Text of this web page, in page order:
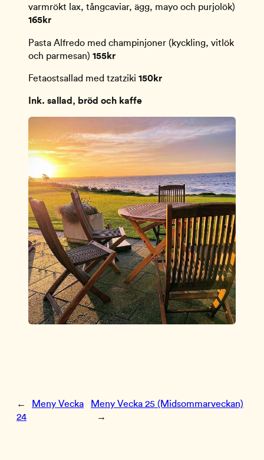
varmrökt lax, tångcaviar, ägg, mayo och purjolök)
165kr
Pasta Alfredo med champinjoner (kyckling, vitlök
och parmesan) 155kr
Fetaostsallad med tzatziki 150kr
Ink. sallad, bröd och kaffe
←
Meny Vecka
24
Meny Vecka 25 (Midsommarveckan)
→